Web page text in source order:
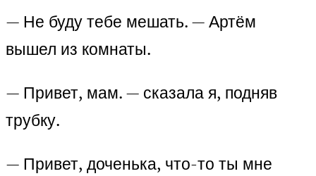
— Не буду тебе мешать. — Артём
вышел из комнаты.
— Привет, мам. — сказала я, подняв
трубку.
— Привет, доченька, что-то ты мне